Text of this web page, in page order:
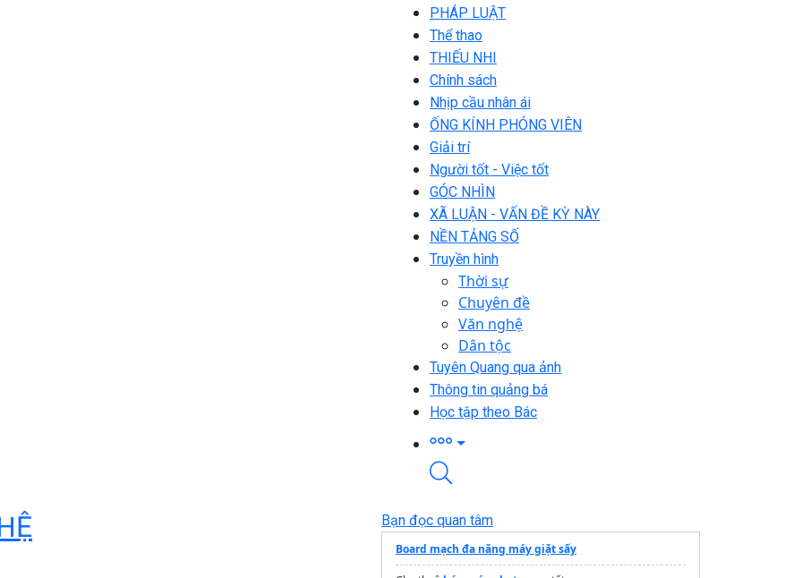
PHÁP LUẬT
Thể thao
THIẾU NHI
Chính sách
Nhịp cầu nhân ái
ỐNG KÍNH PHÓNG VIÊN
Giải trí
Người tốt - Việc tốt
GÓC NHÌN
XÃ LUẬN - VẤN ĐỀ KỲ NÀY
NỀN TẢNG SỐ
Truyền hình
Thời sự
Chuyên đề
Văn nghệ
Dân tộc
Tuyên Quang qua ảnh
Thông tin quảng bá
Học tập theo Bác
Bạn đọc quan tâm
Board mạch đa năng máy giặt sấy